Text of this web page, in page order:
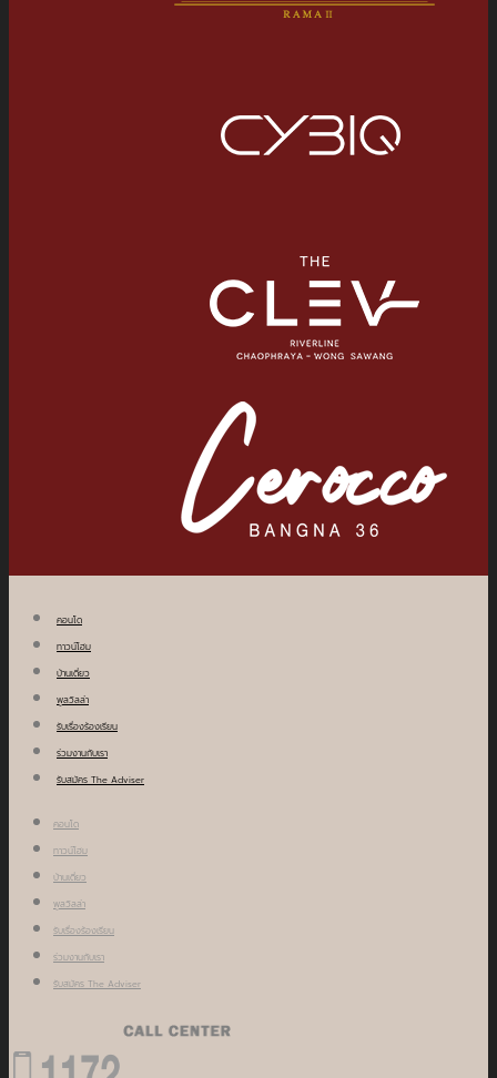
คอนโด
ทาวน์โฮม
บ้านเดี่ยว
พูลวิลล่า
รับเรื่องร้องเรียน
ร่วมงานกับเรา
รับสมัคร The Adviser
คอนโด
ทาวน์โฮม
บ้านเดี่ยว
พูลวิลล่า
รับเรื่องร้องเรียน
ร่วมงานกับเรา
รับสมัคร The Adviser